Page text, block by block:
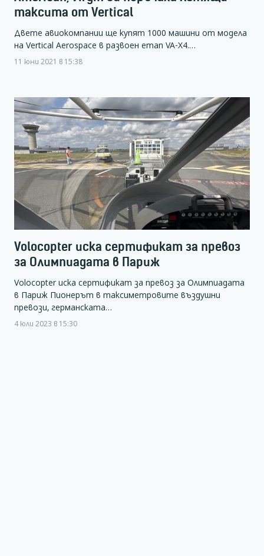
таксита от Vertical
Двете авиокомпании ще купят 1000 машини от модела
на Vertical Aerospace в развоен етап VA-X4.…
11 юни 2021 в 15:38
Volocopter иска сертификат за превоз
за Олимпиадата в Париж
Volocopter иска сертификат за превоз за Олимпиадата
в Париж Пионерът в таксиметровите въздушни
превози, германската…
4 юли 2023 в 15:30